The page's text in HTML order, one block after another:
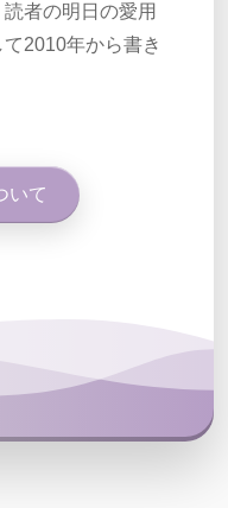
者の明日の愛用
2010年から書き
いて